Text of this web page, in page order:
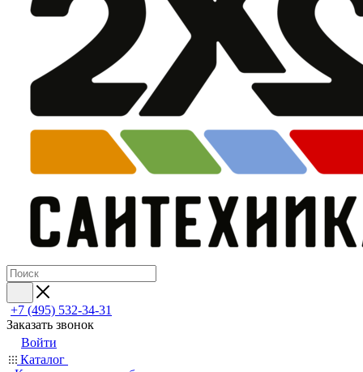
+7 (495) 532‑34‑31
Заказать звонок
Войти
Каталог